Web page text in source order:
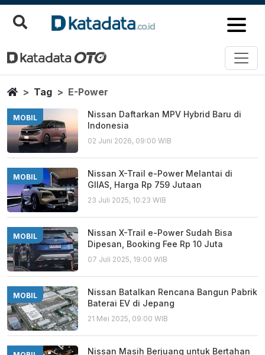
E Power
Berita Terbaru
HomeTag E-Power
MOBIL
Nissan Daftarkan MPV Hybrid Baru di
Indonesia
02 Juni 2026, 09:00 WIB
MOBIL
Nissan X-Trail e-Power Melantai di
GIIAS, Harga Rp 759 Jutaan
23 Juli 2025, 10:23 WIB
MOBIL
Nissan X-Trail e-Power Sudah Bisa
Dipesan, Booking Fee Rp 10 Juta
07 Juli 2025, 19:00 WIB
MOBIL
Nissan Batalkan Rencana Bangun Pabrik
Baterai EV di Jepang
21 Mei 2025, 09:00 WIB
Nissan Masih Berjuang untuk Bertahan